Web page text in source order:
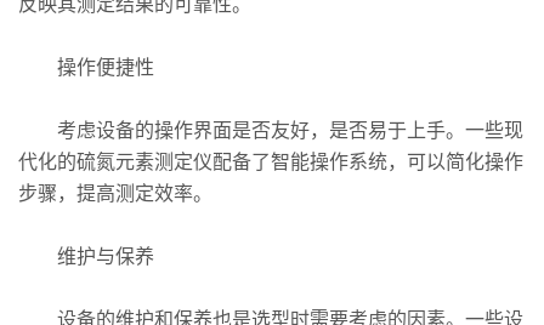
反映其测定结果的可靠性。
操作便捷性
考虑设备的操作界面是否友好，是否易于上手。一些现
代化的硫氮元素测定仪配备了智能操作系统，可以简化操作
步骤，提高测定效率。
维护与保养
设备的维护和保养也是选型时需要考虑的因素。一些设